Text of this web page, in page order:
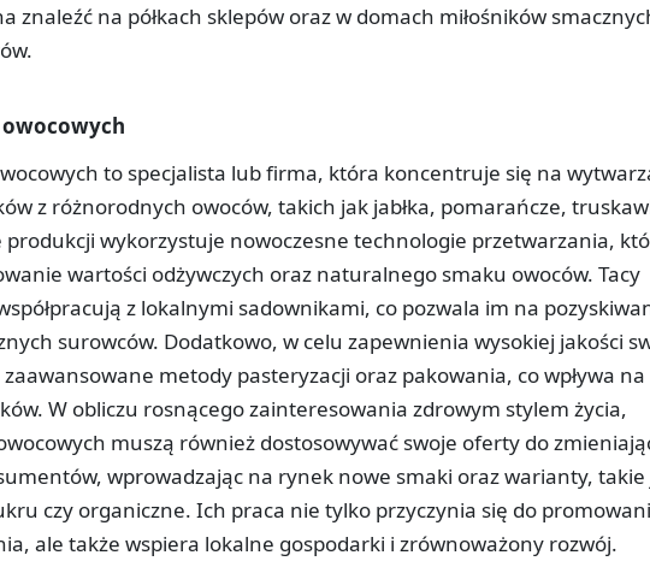
znaleźć na półkach sklepów oraz w domach miłośników
to specjalista lub firma, która koncentruje się na
z różnorodnych owoców, takich jak jabłka, pomarańcze,
produkcji wykorzystuje nowoczesne technologie przetwarzania,
wartości odżywczych oraz naturalnego smaku owoców. Tacy
z lokalnymi sadownikami, co pozwala im na
surowców. Dodatkowo, w celu zapewnienia wysokiej jakości
metody pasteryzacji oraz pakowania, co wpływa na
W obliczu rosnącego zainteresowania zdrowym stylem życia,
muszą również dostosowywać swoje oferty do
wprowadzając na rynek nowe smaki oraz warianty, takie
czy organiczne. Ich praca nie tylko przyczynia się do
ale także wspiera lokalne gospodarki i zrównoważony rozwój.